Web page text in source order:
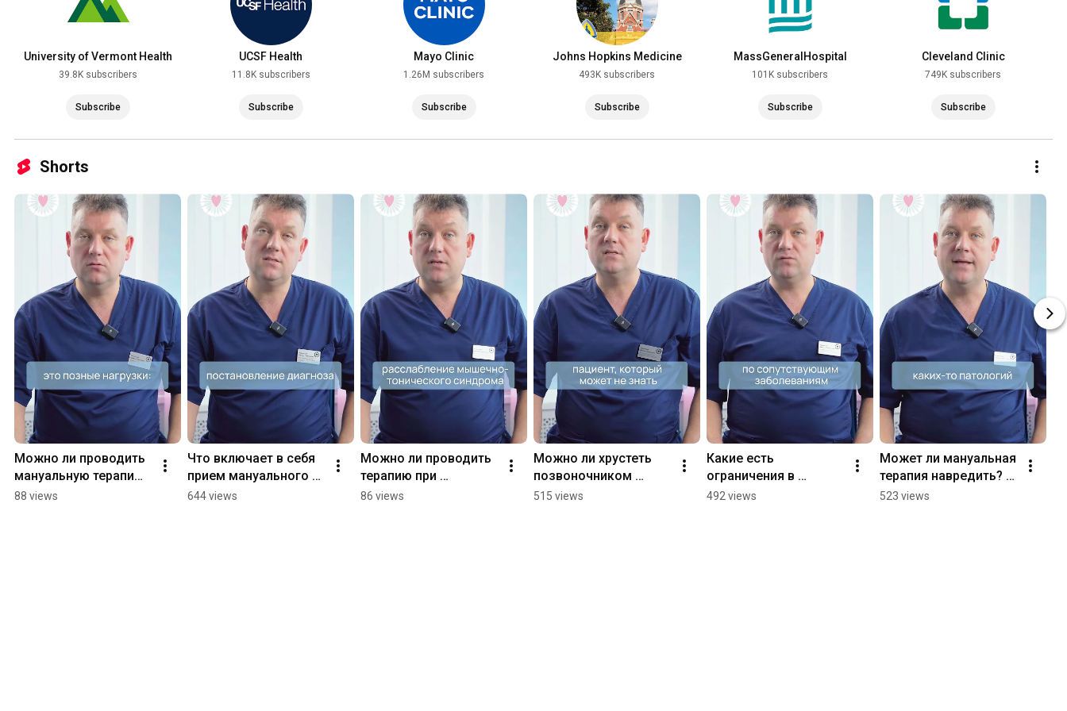
University of Vermont Health
39.8K subscribers
Subscribe
UCSF Health
11.8K subscribers
Subscribe
Mayo Clinic
1.26M subscribers
Subscribe
Johns Hopkins Medicine
493K subscribers
Subscribe
MassGeneralHospital
101K subscribers
Subscribe
Cleveland Clinic
749K subscribers
Subscribe
Shorts
Можно ли проводить
мануальную терапию
для профилактики?
88 views
Что включает в себя
прием мануального
терапевта? Клиника
644 views
Можно ли проводить
терапию при
межпозвоночных
86 views
Можно ли хрустеть
позвоночником
самому? Клиника
515 views
Какие есть
ограничения в
мануальной терапии?
492 views
Может ли мануальная
терапия навредить?
Клиника Эдем м.
523 views